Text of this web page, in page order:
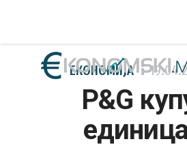
АКТУЕЛНО
ЕКОНОМИЈА
ФИНАНСИИ
ЕКОНОМИЈА
P&G